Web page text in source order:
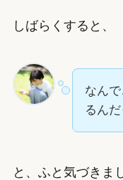
しばらくすると、
なん
るんだ
と、ふと気づきま